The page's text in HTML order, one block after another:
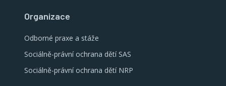
Organizace
Odborné praxe a stáže
Sociálně-právní ochrana dětí SAS
Sociálně-právní ochrana dětí NRP